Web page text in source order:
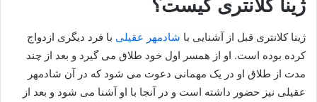
ژینا کلانتری کیست؟
ژینا کلانتری قبل از آشنایی با شادمهر عقیلی با فرد دیگری ازدواج
کرده بوده است. او از همسر اول خود طلاق می گیرد و بعد از چند
مدت از طلاق او در یک مهمانی دعوت می شود که در آن شادمهر
عقیلی نیز حضور داشته است و در آنجا با او آشنا می شود و بعد از